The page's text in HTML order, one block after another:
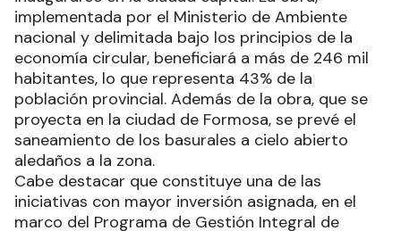
implementada por el Ministerio de Ambiente
nacional y delimitada bajo los principios de la
economía circular, beneficiará a más de 246 mil
habitantes, lo que representa 43% de la
población provincial. Además de la obra, que se
proyecta en la ciudad de Formosa, se prevé el
saneamiento de los basurales a cielo abierto
aledaños a la zona.
Cabe destacar que constituye una de las
iniciativas con mayor inversión asignada, en el
marco del Programa de Gestión Integral de